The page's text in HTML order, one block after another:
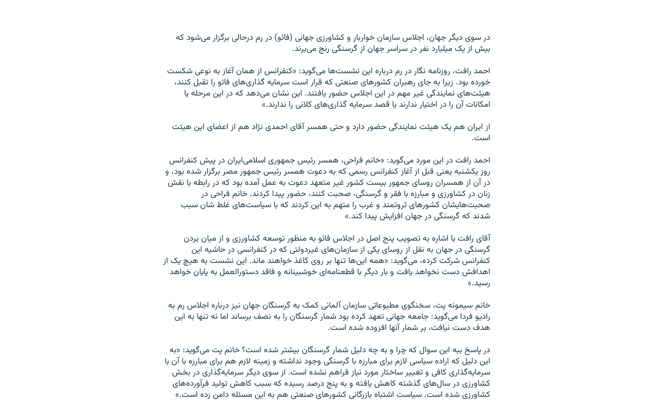
در سوی دیگر جهان، اجلاس سازمان خواربار و کشاورزی جهانی (فائو) در رم درحالی برگزار می‌شود که
بیش از یک میلیارد نفر در سراسر جهان از گرسنگی رنج می‌برند.
احمد رافت، روزنامه نگار در رم درباره این نشست‌ها می‌گوید: «کنفرانس از همان آغاز به نوعی شکست
خورده بود. زیرا به جای رهبران کشورهای صنعتی که قرار است سرمایه گذاری‌های فائو را تقبل کنند،
هیئت‌های نمایندگی غیر مهم در این اجلاس حضور یافتند. این نشان می‌دهد که در این مرحله یا
امکانات آن را در اختیار ندارند یا قصد سرمایه گذاری‌های کلانی را ندارند.»
از ایران هم یک هیئت نمایندگی حضور دارد و حتی همسر آقای احمدی نژاد هم از اعضای این هیئت
است.
احمد رافت در این مورد می‌گوید: «خانم فراحی، همسر رئیس جمهوری اسلامی‌ایران در پیش کنفرانس
روز یکشنبه یعنی قبل از آغاز کنفرانس رسمی‌ که به دعوت همسر رئیس جمهور مصر برگزار شده بود، و
در آن از همسران روسای جمهور بیست کشور غیر متعهد دعوت به عمل آمده بود که در رابطه با نقش
زنان در کشاورزی و مبارزه با فقر و گرسنگی، صحبت کنند، حضور پیدا کردند. خانم فراحی در
صحبت‌هایشان کشورهای ثروتمند و غرب را متهم به این کردند که با سیاست‌های غلط شان سبب
شدند که گرسنگی در جهان افزایش پیدا کند.»
آقای رافت با اشاره به تصویب پنج اصل در اجلاس فائو به منظور توسعه کشاورزی و از میان بردن
گرسنگی در جهان به نقل از روسای یکی از سازمان‌های غیردولتی که در کنفرانسی در حاشیه این
کنفرانس شرکت کرده، می‌گوید: «همه این‌ها تنها بر روی کاغذ خواهند ماند. این نشست به هیچ یک از
اهدافش دست نخواهد یافت و بار دیگر با قطعنامه‌ای خوشبینانه و فاقد دستورالعمل به پایان خواهد
رسید.»
خانم سیمونه پت، سخنگوی مطبوعاتی سازمان آلمانی کمک به گرسنگان جهان نیز درباره اجلاس رم به
رادیو فردا می‌گوید: جامعه جهانی تعهد کرده بود شمار گرسنگان را به نصف برساند اما نه تنها به این
هدف دست نیافت، بر شمار آنها افزوده شده است.
در پاسخ ببه این سوال که چرا و به چه دلیل شمار گرسنگان بیشتر شده است؟ خانم پت می‌گوید: «به
این دلیل که اراده سیاسی لازم برای مبارزه با گرسنگی وجود نداشته و زمینه لازم هم برای مبارزه با آن با
سرمایه‌گذاری کافی و تغییر ساختار مورد نیاز فراهم نشده است. از سوی دیگر سرمایه‌گذاری در بخش
کشاورزی در سال‌های گذشته کاهش یافته و به پنج درصد رسیده که سبب کاهش تولید فرآورده‌های
کشاورزی شده است. سیاست اشتباه بازرگانی کشورهای صنعتی هم به این مسئله دامن زده است.»